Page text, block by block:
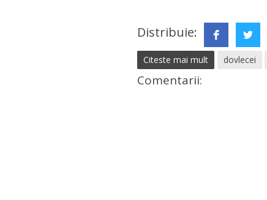
Distribuie:
Citeste mai mult dovlecei
Comentarii: